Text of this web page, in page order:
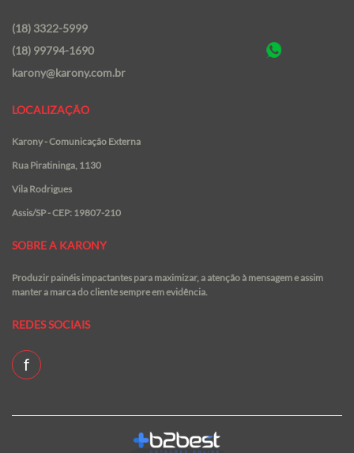
(18) 3322-5999
(18) 99794-1690
karony@karony.com.br
LOCALIZAÇÃO
Karony - Comunicação Externa
Rua Piratininga, 1130
Vila Rodrigues
Assis/SP - CEP: 19807-210
SOBRE A KARONY
Produzir painéis impactantes para maximizar, a atenção à mensagem e assim
manter a marca do cliente sempre em evidência.
REDES SOCIAIS
f